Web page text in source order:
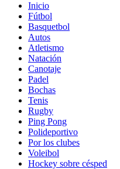
Inicio
Fútbol
Basquetbol
Autos
Atletismo
Natación
Canotaje
Padel
Bochas
Tenis
Rugby
Ping Pong
Polideportivo
Por los clubes
Voleibol
Hockey sobre césped